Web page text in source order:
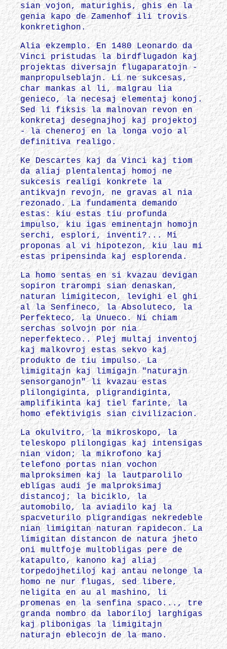
sian vojon, maturighis, ghis en la
genia kapo de Zamenhof ili trovis
konkretighon.
Alia ekzemplo. En 1480 Leonardo da
Vinci pristudas la birdflugadon kaj
projektas diversajn flugaparatojn -
manpropulseblajn. Li ne sukcesas,
char mankas al li, malgrau lia
genieco, la necesaj elementaj konoj.
Sed li fiksis la malnovan revon en
konkretaj desegnajhoj kaj projektoj
- la cheneroj en la longa vojo al
definitiva realigo.
Ke Descartes kaj da Vinci kaj tiom
da aliaj plentalentaj homoj ne
sukcesis realigi konkrete la
antikvajn revojn, ne gravas al nia
rezonado. La fundamenta demando
estas: kiu estas tiu profunda
impulso, kiu igas eminentajn homojn
serchi, esplori, inventi?... Mi
proponas al vi hipotezon, kiu lau mi
estas pripensinda kaj esplorenda.
La homo sentas en si kvazau devigan
sopiron trarompi sian denaskan,
naturan limigitecon, levighi el ghi
al la Senfineco, la Absoluteco, la
Perfekteco, la Unueco. Ni chiam
serchas solvojn por nia
neperfekteco.. Plej multaj inventoj
kaj malkovroj estas sekvo kaj
produkto de tiu impulso. La
limigitajn kaj limigajn "naturajn
sensorganojn" li kvazau estas
plilongiginta, pligrandiginta,
amplifikinta kaj tiel farinte, la
homo efektivigis sian civilizacion.
La okulvitro, la mikroskopo, la
teleskopo plilongigas kaj intensigas
nian vidon; la mikrofono kaj
telefono portas nian vochon
malproksimen kaj la lautparolilo
ebligas audi je malproksimaj
distancoj; la biciklo, la
automobilo, la aviadilo kaj la
spacveturilo pligrandigas nekredeble
nian limigitan naturan rapidecon. La
limigitan distancon de natura jheto
oni multfoje multobligas pere de
katapulto, kanono kaj aliaj
torpedojhetiloj kaj antau nelonge la
homo ne nur flugas, sed libere,
neligita en au al mashino, li
promenas en la senfina spaco..., tre
granda nombro da laboriloj larghigas
kaj plibonigas la limigitajn
naturajn eblecojn de la mano.